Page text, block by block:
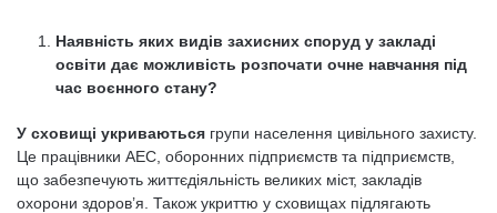
Наявність яких видів захисних споруд у закладі
освіти дає можливість розпочати очне навчання під
час воєнного стану?
У сховищі укриваються групи населення цивільного захисту.
Це працівники АЕС, оборонних підприємств та підприємств,
що забезпечують життєдіяльність великих міст, закладів
охорони здоров’я. Також укриттю у сховищах підлягають